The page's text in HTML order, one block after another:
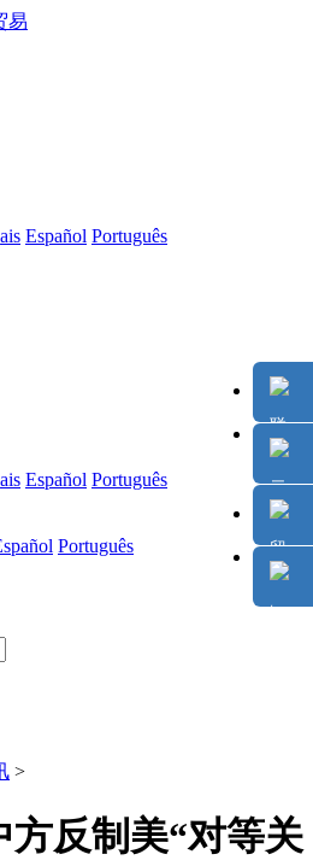
Español Português
Español Português
Português
>
方反制美“对等关